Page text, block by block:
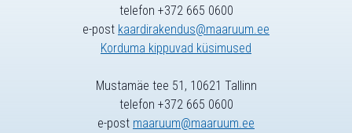
telefon +372 665 0600
e-post kaardirakendus@maaruum.ee
Korduma kippuvad küsimused
Mustamäe tee 51, 10621 Tallinn
telefon +372 665 0600
e-post maaruum@maaruum.ee